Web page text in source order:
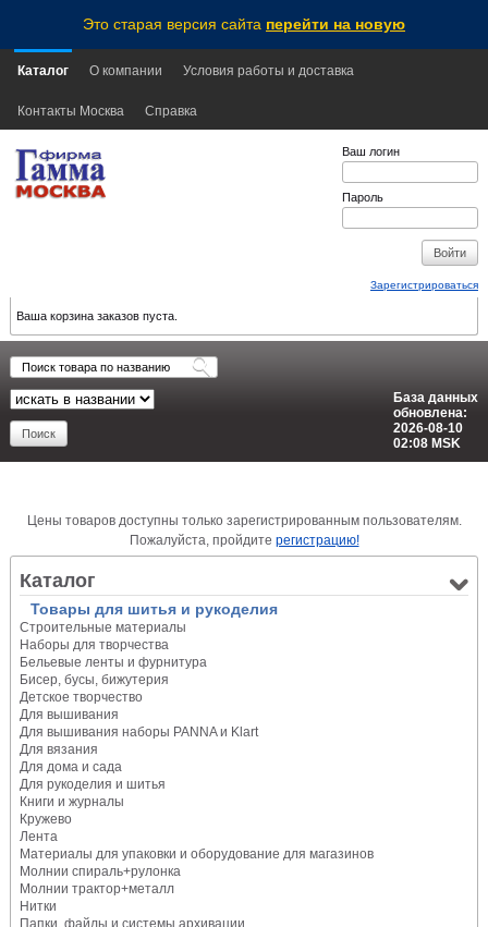
Это старая версия сайта перейти на новую
Каталог О компании Условия работы и доставка
Контакты Москва Справка
Ваш логин
Пароль
Зарегистрироваться
Ваша корзина заказов пуста.
База данных
обновлена:
2026-08-10
02:08 MSK
Цены товаров доступны только зарегистрированным пользователям.
Пожалуйста, пройдите регистрацию!
Каталог
Товары для шитья и рукоделия
Строительные материалы
Наборы для творчества
Бельевые ленты и фурнитура
Бисер, бусы, бижутерия
Детское творчество
Для вышивания
Для вышивания наборы PANNA и Klart
Для вязания
Для дома и сада
Для рукоделия и шитья
Книги и журналы
Кружево
Лента
Материалы для упаковки и оборудование для магазинов
Молнии спираль+рулонка
Молнии трактор+металл
Нитки
Папки, файлы и системы архивации